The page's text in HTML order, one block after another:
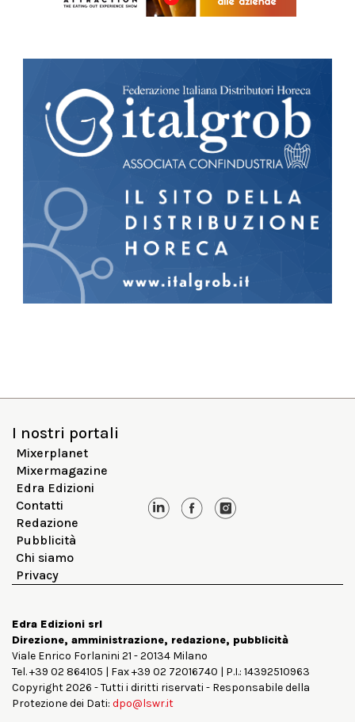
I nostri portali
Mixerplanet
Mixermagazine
Edra Edizioni
Contatti
Redazione
Pubblicità
Chi siamo
Privacy
Edra Edizioni srl
Direzione, amministrazione, redazione, pubblicità
Viale Enrico Forlanini 21 - 20134 Milano
Tel. +39 02 864105 | Fax +39 02 72016740 | P.I.: 14392510963
Copyright 2026 - Tutti i diritti riservati - Responsabile della
Protezione dei Dati: dpo@lswr.it